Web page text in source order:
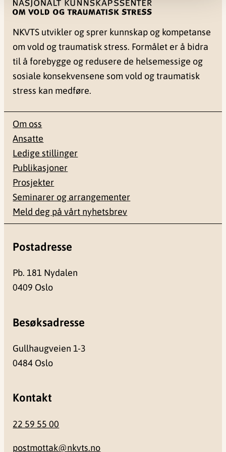
NKVTS utvikler og sprer kunnskap og kompetanse
om vold og traumatisk stress. Formålet er å bidra
til å forebygge og redusere de helsemessige og
sosiale konsekvensene som vold og traumatisk
stress kan medføre.
Om oss
Ansatte
Ledige stillinger
Publikasjoner
Prosjekter
Seminarer og arrangementer
Meld deg på vårt nyhetsbrev
Postadresse
Pb. 181 Nydalen
0409 Oslo
Besøksadresse
Gullhaugveien 1-3
0484 Oslo
Kontakt
22 59 55 00
postmottak@nkvts.no